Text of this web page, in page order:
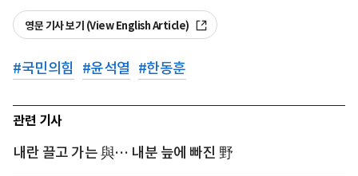
영문 기사 보기 (View English Article)
#국민의힘 #윤석열 #한동훈
관련 기사
내란 끌고 가는 與… 내분 늪에 빠진 野